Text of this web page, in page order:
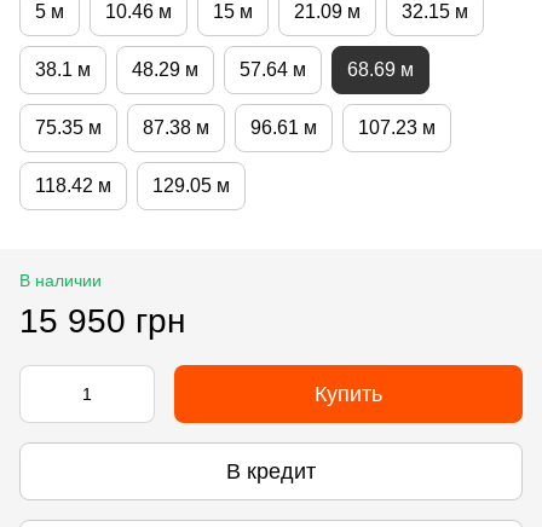
5 м 10.46 м 15 м 21.09 м 32.15 м
38.1 м 48.29 м 57.64 м 68.69 м
75.35 м 87.38 м 96.61 м 107.23 м
118.42 м 129.05 м
В наличии
15 950 грн
Купить
В кредит